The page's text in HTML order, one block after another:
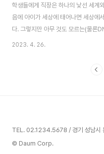
학생들에게 직장은 하나의 낯선 세계
음에 아이가 세상에 태어나면 세상에
다. 그렇지만 아무 것도 모르는(물론
만) 이 아이에게는 부모라는 든든한
교사들이 있어 도움이 됩니다. 그 끝
2023. 4. 26.
TEL. 02.1234.5678 / 경기 성남시
© Daum Corp.